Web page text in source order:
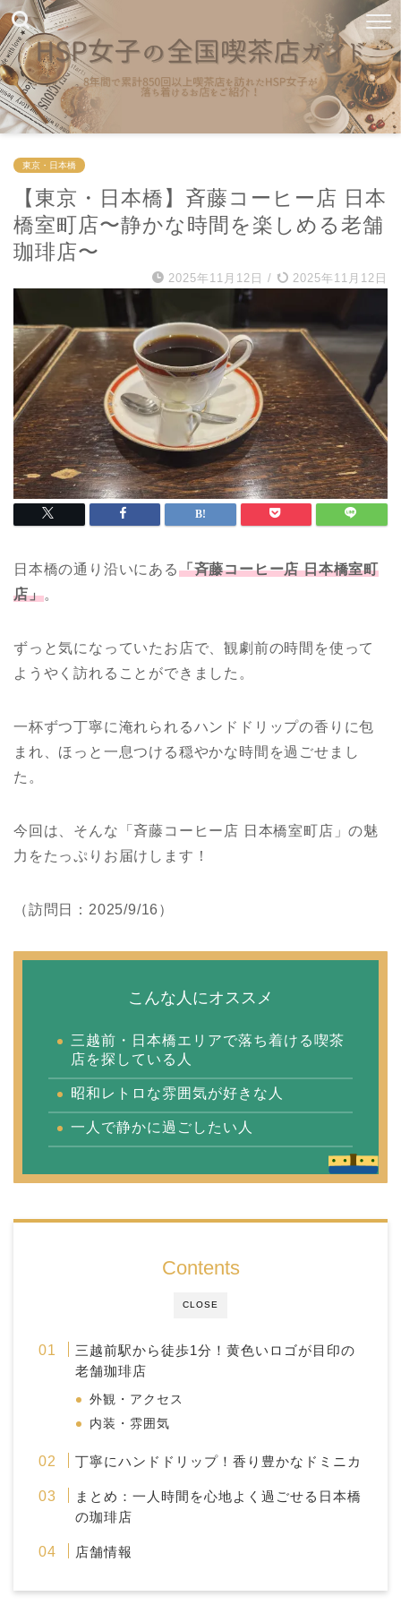
東京・日本橋
【東京・日本橋】斉藤コーヒー店 日本
橋室町店〜静かな時間を楽しめる老舗
珈琲店〜
2025年11月12日 / 2025年11月12日
日本橋の通り沿いにある「斉藤コーヒー店 日本橋室町
店」。
ずっと気になっていたお店で、観劇前の時間を使って
ようやく訪れることができました。
一杯ずつ丁寧に淹れられるハンドドリップの香りに包
まれ、ほっと一息つける穏やかな時間を過ごせまし
た。
今回は、そんな「斉藤コーヒー店 日本橋室町店」の魅
力をたっぷりお届けします！
（訪問日：2025/9/16）
こんな人にオススメ
三越前・日本橋エリアで落ち着ける喫茶
店を探している人
昭和レトロな雰囲気が好きな人
一人で静かに過ごしたい人
CLOSE
Contents
三越前駅から徒歩1分！黄色いロゴが目印の
老舗珈琲店
外観・アクセス
内装・雰囲気
丁寧にハンドドリップ！香り豊かなドミニカ
まとめ：一人時間を心地よく過ごせる日本橋
の珈琲店
店舗情報